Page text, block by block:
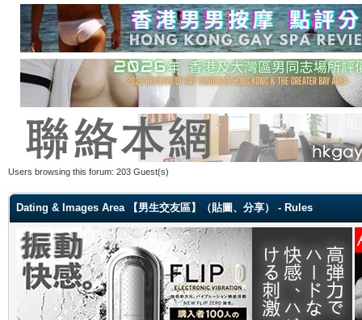
Users browsing this forum: 203 Guest(s)
Dating & Images Area 【男生交友區】（貼圖、分享） - Rules